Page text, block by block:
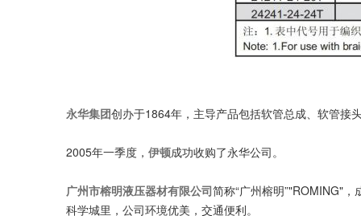
永华集团创办于1864年，主导产品包括软管总成、软管接
2005年一季度， 伊顿成功收购了永华公司。
广州市榕明液压器材有限公司简称“广州榕明”"ROMING"
科学城里，公司环境优美，交通便利。